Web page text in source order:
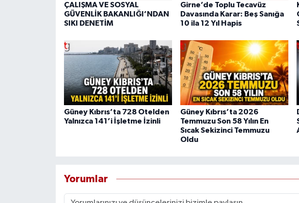
ÇALIŞMA VE SOSYAL
GÜVENLİK BAKANLIĞI’NDAN
SIKI DENETİM
Girne’de Toplu Tecavüz
Davasında Karar: Beş Sanığa
10 ila 12 Yıl Hapis
Güney Kıbrıs’ta 728 Otelden
Yalnızca 141’i İşletme İzinli
Güney Kıbrıs’ta 2026
Temmuzu Son 58 Yılın En
Sıcak Sekizinci Temmuzu
Oldu
Yorumlar